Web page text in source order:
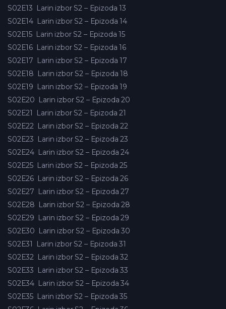
S02E13 Larin izbor S2 – Epizoda 13
S02E14 Larin izbor S2 – Epizoda 14
S02E15 Larin izbor S2 – Epizoda 15
S02E16 Larin izbor S2 – Epizoda 16
S02E17 Larin izbor S2 – Epizoda 17
S02E18 Larin izbor S2 – Epizoda 18
S02E19 Larin izbor S2 – Epizoda 19
S02E20 Larin izbor S2 – Epizoda 20
S02E21
Larin izbor S2 – Epizoda 21
S02E22 Larin izbor S2 – Epizoda 22
S02E23 Larin izbor S2 – Epizoda 23
S02E24 Larin izbor S2 – Epizoda 24
S02E25 Larin izbor S2 – Epizoda 25
S02E26 Larin izbor S2 – Epizoda 26
S02E27 Larin izbor S2 – Epizoda 27
S02E28 Larin izbor S2 – Epizoda 28
S02E29 Larin izbor S2 – Epizoda 29
S02E30 Larin izbor S2 – Epizoda 30
S02E31
Larin izbor S2 – Epizoda 31
S02E32 Larin izbor S2 – Epizoda 32
S02E33 Larin izbor S2 – Epizoda 33
S02E34 Larin izbor S2 – Epizoda 34
S02E35 Larin izbor S2 – Epizoda 35